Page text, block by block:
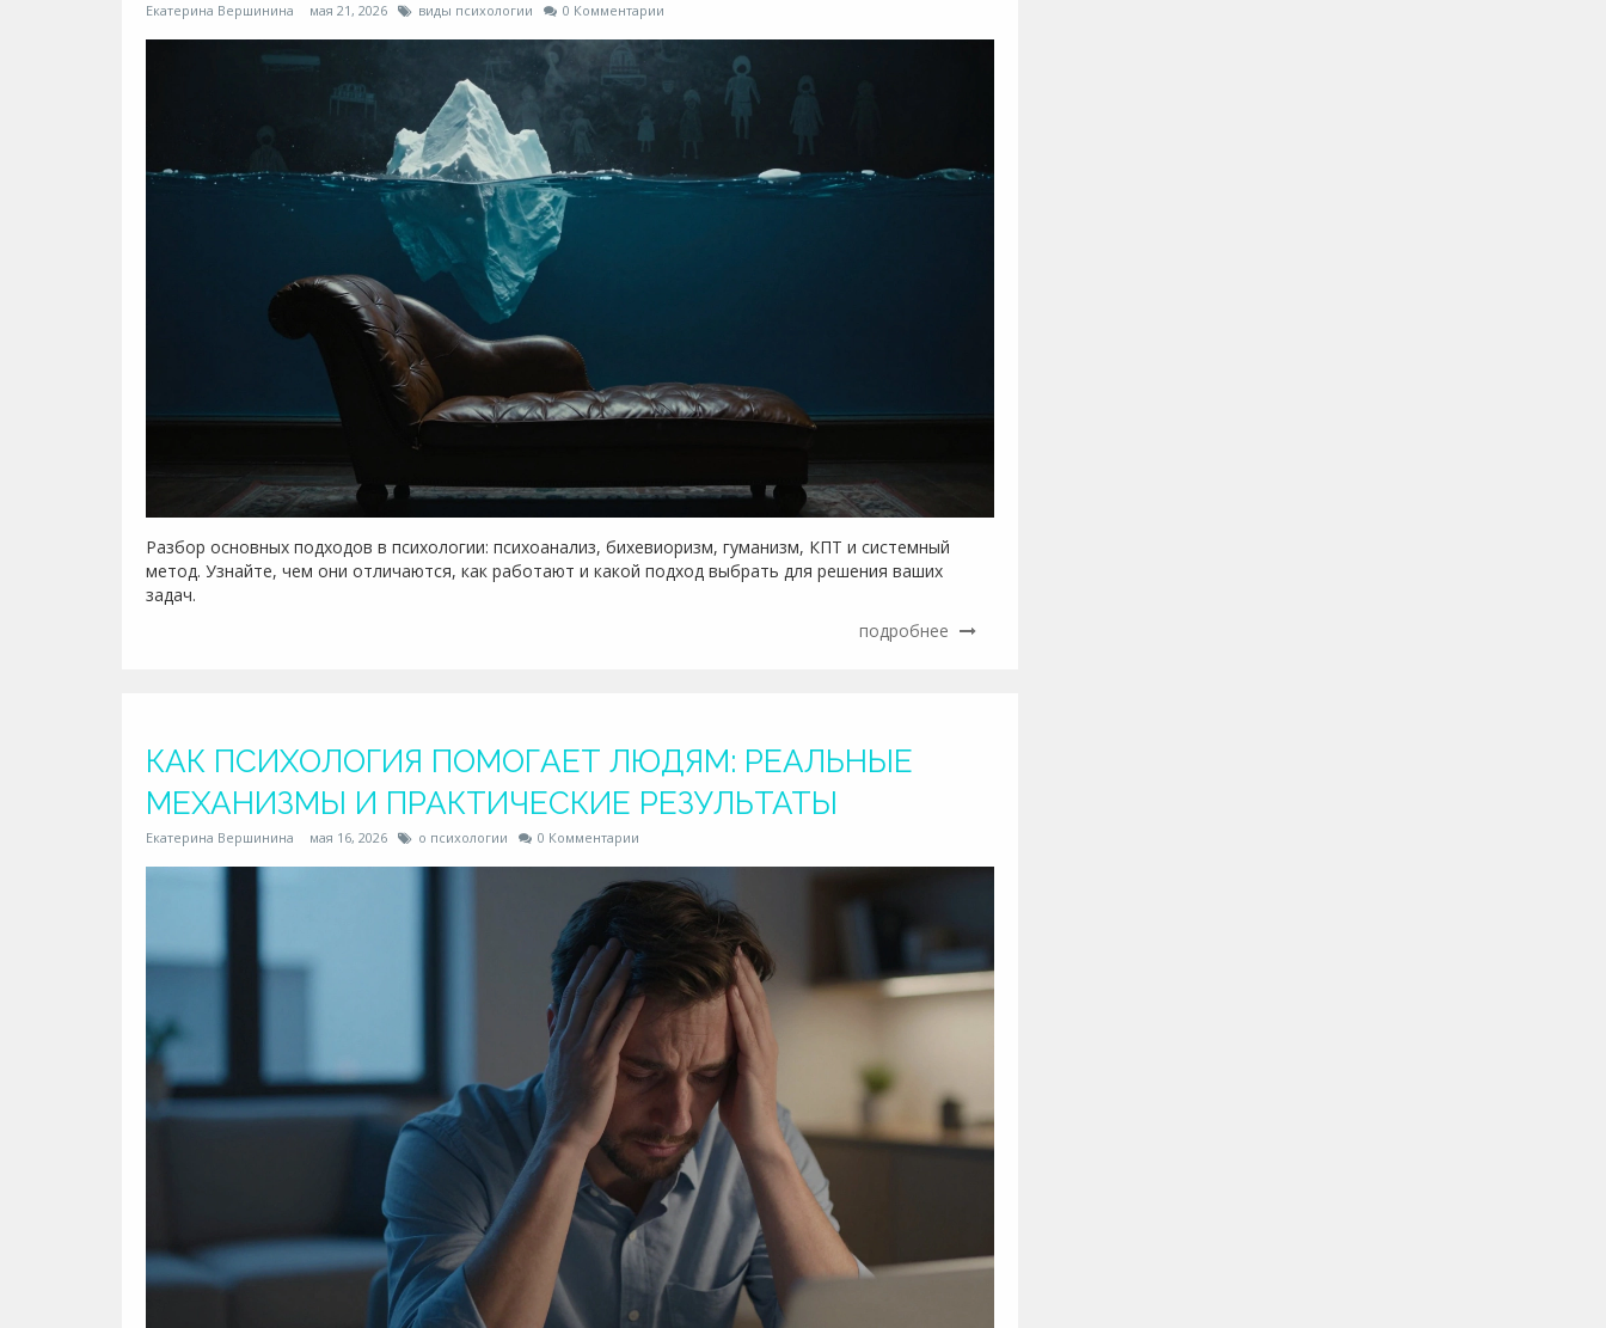
Екатерина Вершинина мая 21, 2026 виды психологии 0 Комментарии
Разбор основных подходов в психологии: психоанализ, бихевиоризм, гуманизм, КПТ и системный
метод. Узнайте, чем они отличаются, как работают и какой подход выбрать для решения ваших
задач.
подробнее
КАК ПСИХОЛОГИЯ ПОМОГАЕТ ЛЮДЯМ: РЕАЛЬНЫЕ
МЕХАНИЗМЫ И ПРАКТИЧЕСКИЕ РЕЗУЛЬТАТЫ
Екатерина Вершинина мая 16, 2026 о психологии 0 Комментарии